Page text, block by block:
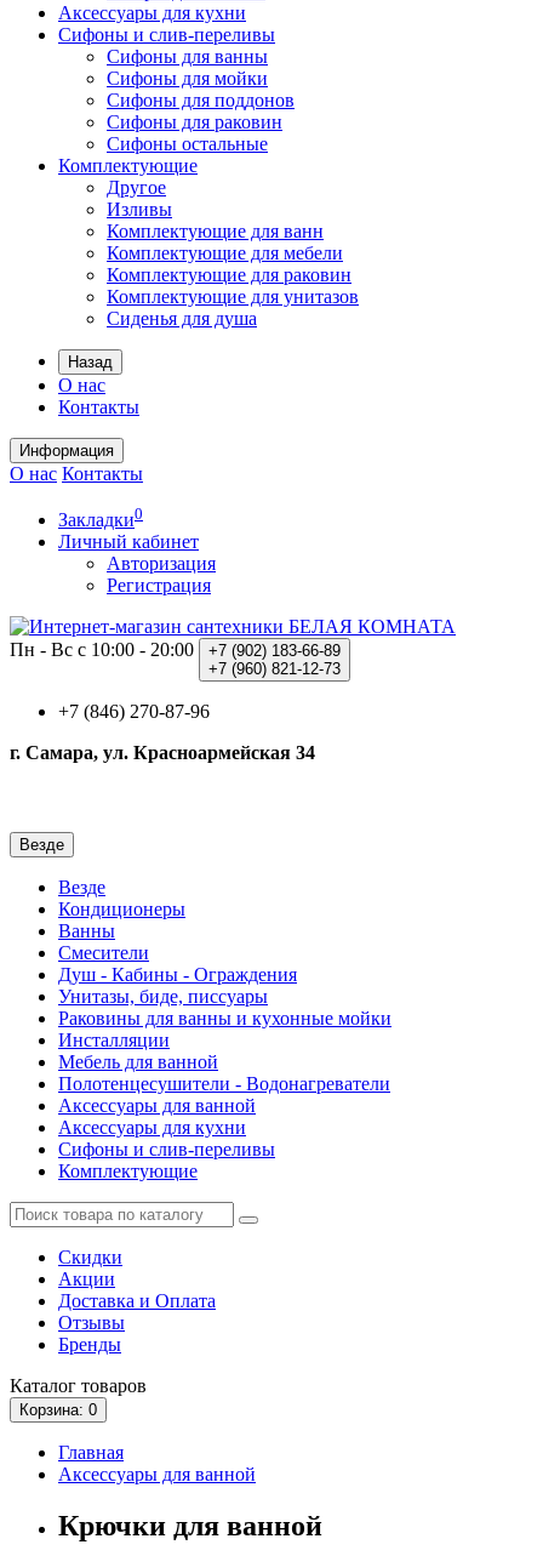
Аксессуары для кухни
Сифоны и слив-переливы
Сифоны для ванны
Сифоны для мойки
Сифоны для поддонов
Сифоны для раковин
Сифоны остальные
Комплектующие
Другое
Изливы
Комплектующие для ванн
Комплектующие для мебели
Комплектующие для раковин
Комплектующие для унитазов
Сиденья для душа
Назад
О нас
Контакты
Информация
О нас Контакты
Закладки0
Личный кабинет
Авторизация
Регистрация
Пн - Вс с 10:00 - 20:00 +7 (902) 183-66-89
+7 (960) 821-12-73
+7 (846) 270-87-96
г. Самара, ул. Красноармейская 34
Везде
Везде
Кондиционеры
Ванны
Смесители
Душ - Кабины - Ограждения
Унитазы, биде, писсуары
Раковины для ванны и кухонные мойки
Инсталляции
Мебель для ванной
Полотенцесушители - Водонагреватели
Аксессуары для ванной
Аксессуары для кухни
Сифоны и слив-переливы
Комплектующие
Скидки
Акции
Доставка и Оплата
Отзывы
Бренды
Каталог товаров
Корзина: 0
Главная
Аксессуары для ванной
Крючки для ванной